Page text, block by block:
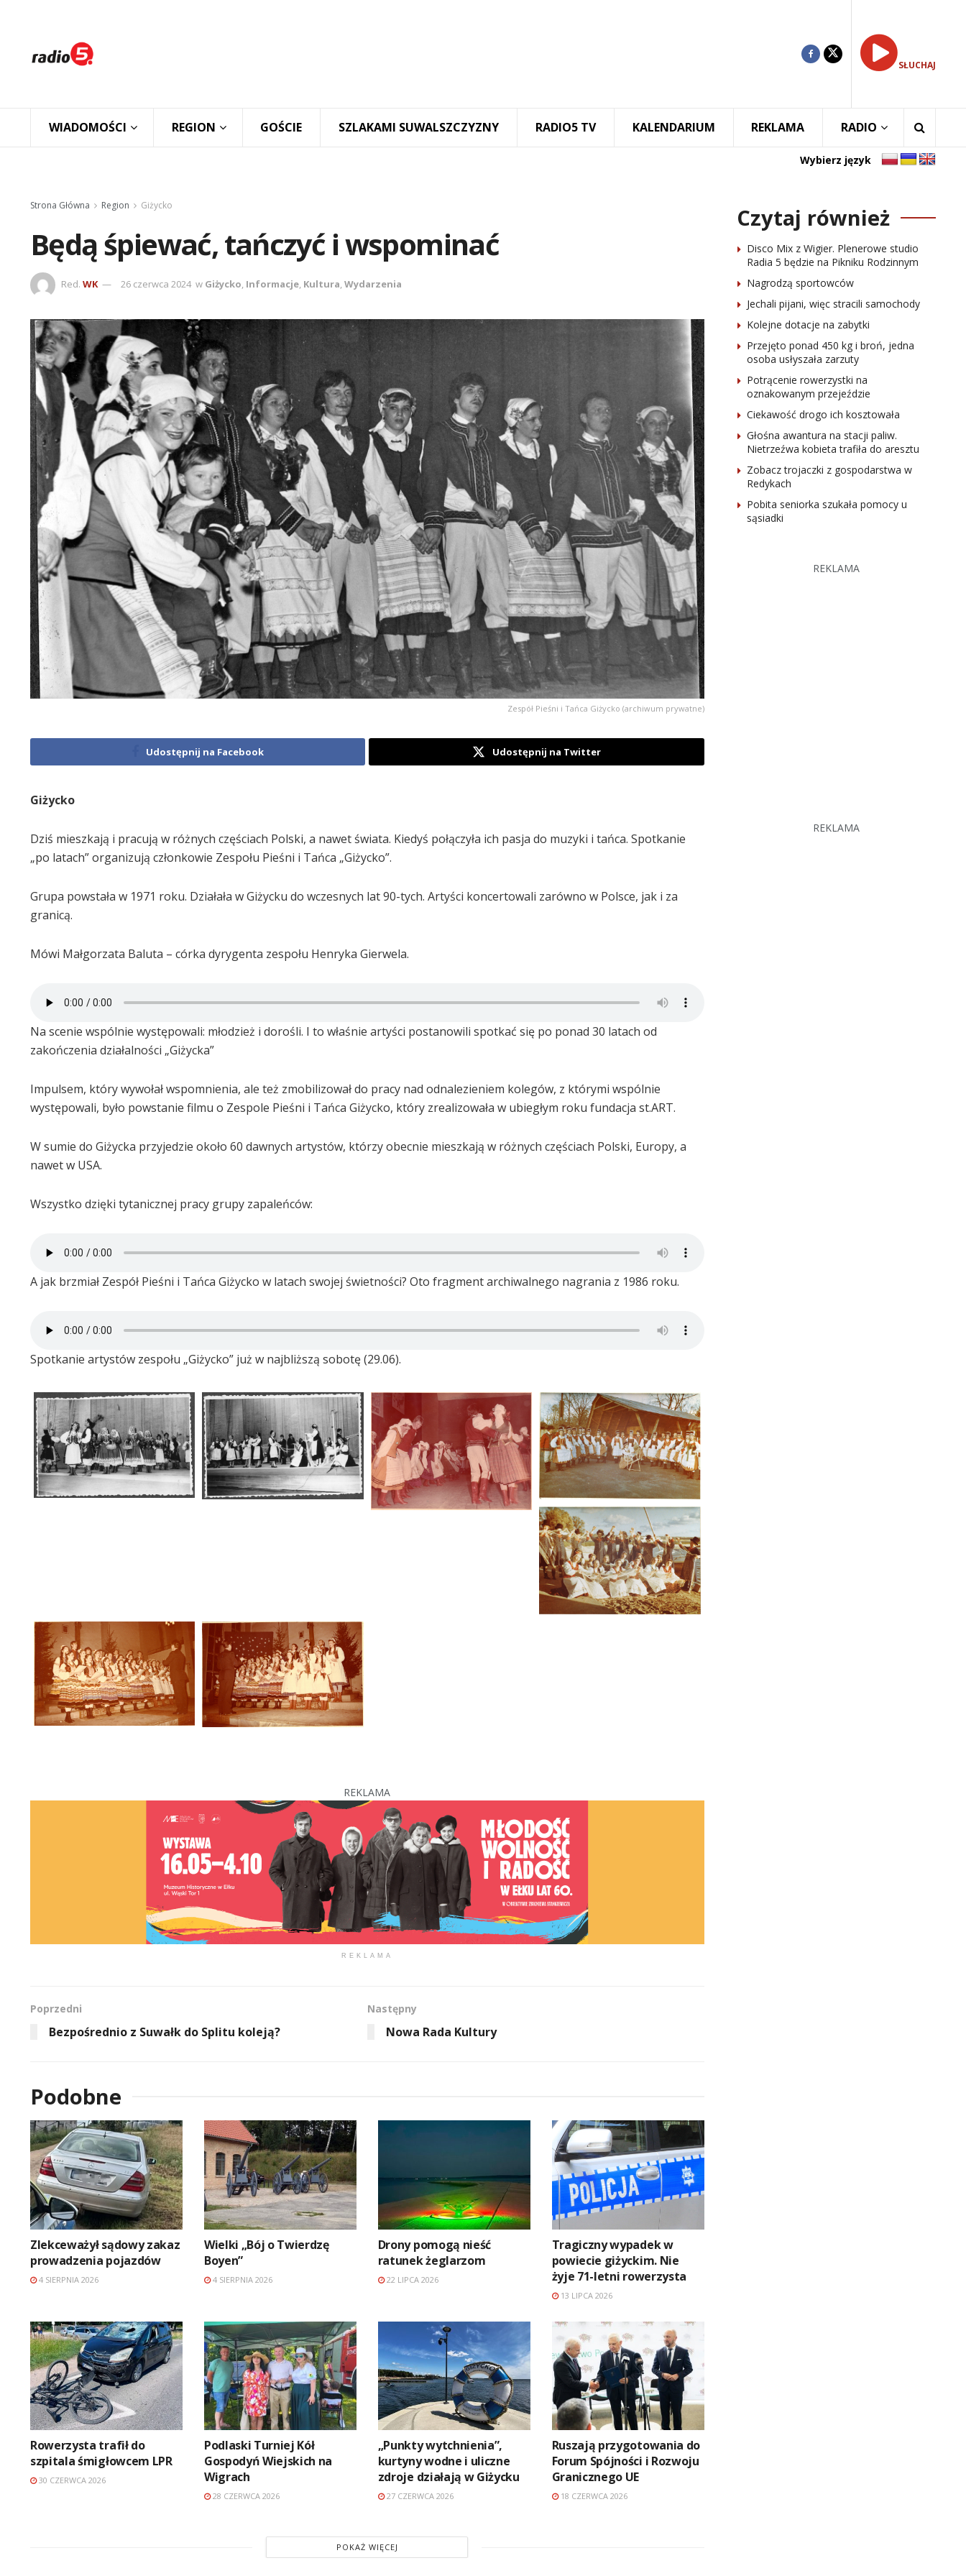
SŁUCHAJ
WIADOMOŚCI REGION GOŚCIE SZLAKAMI SUWALSZCZYZNY RADIO5 TV KALENDARIUM REKLAMA RADIO
Wybierz język
Strona Główna Region Giżycko
Będą śpiewać, tańczyć i wspominać
Red. WK 26 czerwca 2024 w Giżycko, Informacje, Kultura,Wydarzenia
Zespół Pieśni i Tańca Giżycko (archiwum prywatne)
Udostępnij na Facebook Udostępnij na Twitter
Giżycko
Dziś mieszkają i pracują w różnych częściach Polski, a nawet świata. Kiedyś połączyła ich pasja do muzyki i tańca. Spotkanie
„po latach” organizują członkowie Zespołu Pieśni i Tańca „Giżycko”.
Grupa powstała w 1971 roku. Działała w Giżycku do wczesnych lat 90-tych. Artyści koncertowali zarówno w Polsce, jak i za
granicą.
Mówi Małgorzata Baluta – córka dyrygenta zespołu Henryka Gierwela.
Na scenie wspólnie występowali: młodzież i dorośli. I to właśnie artyści postanowili spotkać się po ponad 30 latach od
zakończenia działalności „Giżycka”
Impulsem, który wywołał wspomnienia, ale też zmobilizował do pracy nad odnalezieniem kolegów, z którymi wspólnie
występowali, było powstanie filmu o Zespole Pieśni i Tańca Giżycko, który zrealizowała w ubiegłym roku fundacja st.ART.
W sumie do Giżycka przyjedzie około 60 dawnych artystów, którzy obecnie mieszkają w różnych częściach Polski, Europy, a
nawet w USA.
Wszystko dzięki tytanicznej pracy grupy zapaleńców:
A jak brzmiał Zespół Pieśni i Tańca Giżycko w latach swojej świetności? Oto fragment archiwalnego nagrania z 1986 roku.
Spotkanie artystów zespołu „Giżycko” już w najbliższą sobotę (29.06).
REKLAMA
REKLAMA
Poprzedni
Bezpośrednio z Suwałk do Splitu koleją?
Następny
Nowa Rada Kultury
Podobne
Zlekceważył sądowy zakaz
prowadzenia pojazdów
4 SIERPNIA 2026
Wielki „Bój o Twierdzę
Boyen”
4 SIERPNIA 2026
Drony pomogą nieść
ratunek żeglarzom
22 LIPCA 2026
Tragiczny wypadek w
powiecie giżyckim. Nie
żyje 71-letni rowerzysta
13 LIPCA 2026
Rowerzysta trafił do
szpitala śmigłowcem LPR
30 CZERWCA 2026
Podlaski Turniej Kół
Gospodyń Wiejskich na
Wigrach
28 CZERWCA 2026
„Punkty wytchnienia”,
kurtyny wodne i uliczne
zdroje działają w Giżycku
27 CZERWCA 2026
Ruszają przygotowania do
Forum Spójności i Rozwoju
Granicznego UE
18 CZERWCA 2026
POKAŻ WIĘCEJ
Czytaj również
Disco Mix z Wigier. Plenerowe studio
Radia 5 będzie na Pikniku Rodzinnym
Nagrodzą sportowców
Jechali pijani, więc stracili samochody
Kolejne dotacje na zabytki
Przejęto ponad 450 kg i broń, jedna
osoba usłyszała zarzuty
Potrącenie rowerzystki na
oznakowanym przejeździe
Ciekawość drogo ich kosztowała
Głośna awantura na stacji paliw.
Nietrzeźwa kobieta trafiła do aresztu
Zobacz trojaczki z gospodarstwa w
Redykach
Pobita seniorka szukała pomocy u
sąsiadki
REKLAMA
REKLAMA